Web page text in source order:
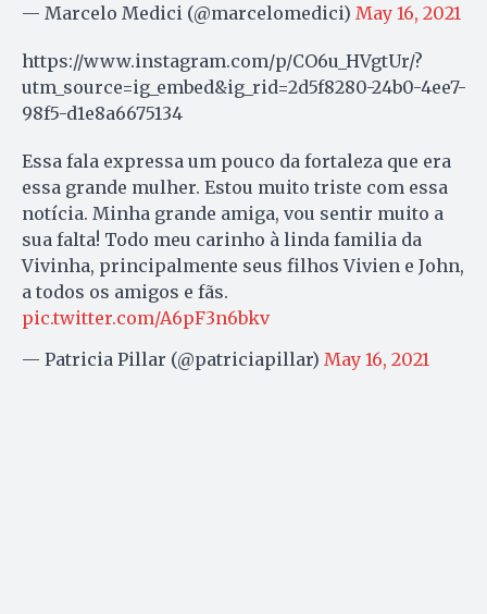
— Marcelo Medici (@marcelomedici) May 16, 2021
https://www.instagram.com/p/CO6u_HVgtUr/?
utm_source=ig_embed&ig_rid=2d5f8280-24b0-4ee7-
98f5-d1e8a6675134
Essa fala expressa um pouco da fortaleza que era
essa grande mulher. Estou muito triste com essa
notícia. Minha grande amiga, vou sentir muito a
sua falta! Todo meu carinho à linda familia da
Vivinha, principalmente seus filhos Vivien e John,
a todos os amigos e fãs.
pic.twitter.com/A6pF3n6bkv
— Patricia Pillar (@patriciapillar) May 16, 2021